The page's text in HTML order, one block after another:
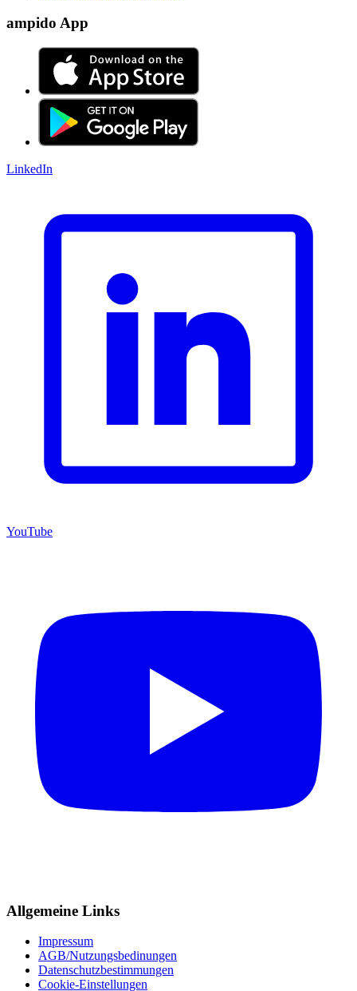
ampido App
LinkedIn
YouTube
Allgemeine Links
Impressum
AGB/Nutzungsbedinungen
Datenschutzbestimmungen
Cookie-Einstellungen